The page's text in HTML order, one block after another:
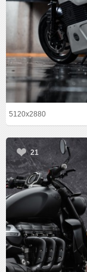
5120x2880
21